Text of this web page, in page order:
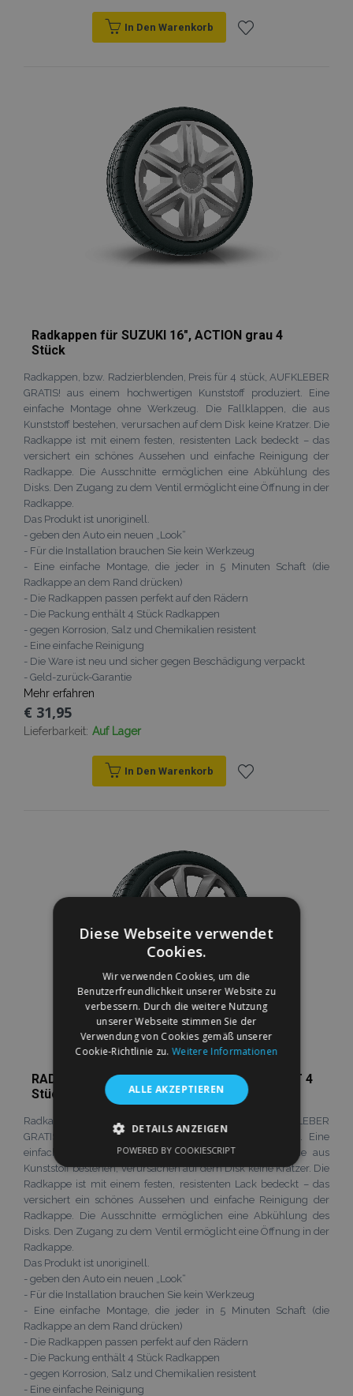
In Den Warenkorb
Radkappen für SUZUKI 16", ACTION grau 4
Stück
Radkappen, bzw. Radzierblenden, Preis für 4 stück, AUFKLEBER
GRATIS! aus einem hochwertigen Kunststoff produziert. Eine
einfache Montage ohne Werkzeug. Die Fallklappen, die aus
Kunststoff bestehen, verursachen auf dem Disk keine Kratzer. Die
Radkappe ist mit einem festen, resistenten Lack bedeckt – das
versichert ein schönes Aussehen und einfache Reinigung der
Radkappe. Die Ausschnitte ermöglichen eine Abkühlung des
Disks. Den Zugang zu dem Ventil ermöglicht eine Öffnung in der
Radkappe.
Das Produkt ist unoriginell.
- geben den Auto ein neuen „Look“
- Für die Installation brauchen Sie kein Werkzeug
- Eine einfache Montage, die jeder in 5 Minuten Schaft (die
Radkappe an dem Rand drücken)
- Die Radkappen passen perfekt auf den Rädern
- Die Packung enthält 4 Stück Radkappen
- gegen Korrosion, Salz und Chemikalien resistent
- Eine einfache Reinigung
- Die Ware ist neu und sicher gegen Beschädigung verpackt
- Geld-zurück-Garantie
Mehr erfahren
€ 31,95
Lieferbarkeit: Auf Lager
In Den Warenkorb
RADKAPPEN FÜR SUZUKI 16", QUAD GRAPHIT 4
Stück
Radkappen, bzw. Radzierblenden, Preis für 4 stück, AUFKLEBER
GRATIS! aus einem hochwertigen Kunststoff produziert. Eine
einfache Montage ohne Werkzeug. Die Fallklappen, die aus
Kunststoff bestehen, verursachen auf dem Disk keine Kratzer. Die
Radkappe ist mit einem festen, resistenten Lack bedeckt – das
versichert ein schönes Aussehen und einfache Reinigung der
Radkappe. Die Ausschnitte ermöglichen eine Abkühlung des
Disks. Den Zugang zu dem Ventil ermöglicht eine Öffnung in der
Radkappe.
Das Produkt ist unoriginell.
- geben den Auto ein neuen „Look“
- Für die Installation brauchen Sie kein Werkzeug
- Eine einfache Montage, die jeder in 5 Minuten Schaft (die
Radkappe an dem Rand drücken)
- Die Radkappen passen perfekt auf den Rädern
- Die Packung enthält 4 Stück Radkappen
- gegen Korrosion, Salz und Chemikalien resistent
- Eine einfache Reinigung
Diese Webseite verwendet
Cookies.
Wir verwenden Cookies, um die
Benutzerfreundlichkeit unserer Website zu
verbessern. Durch die weitere Nutzung
unserer Webseite stimmen Sie der
Verwendung von Cookies gemäß unserer
Cookie-Richtlinie zu.Weitere Informationen
ALLE AKZEPTIEREN
DETAILS ANZEIGEN
PERFORMANCE TARGETING
FUNKTIONALITÄT
Unbedingt erforderlich
Performance
Targeting
Funktionalität
Unbedingt erforderliche Cookies ermöglichen
wesentliche Kernfunktionen der Website wie
die Benutzeranmeldung und die
Kontoverwaltung. Ohne die unbedingt
POWERED BY COOKIESCRIPT